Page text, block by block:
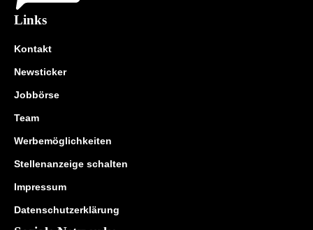
Links
Kontakt
Newsticker
Jobbörse
Team
Werbemöglichkeiten
Stellenanzeige schalten
Impressum
Datenschutzerklärung